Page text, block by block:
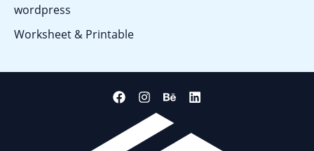
wordpress
Worksheet & Printable